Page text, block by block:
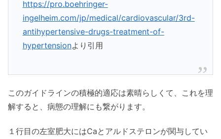
https://pro.boehringer-
ingelheim.com/jp/medical/cardiovascular/3rd-
antihypertensive-drugs-treatment-of-
hypertensionより引用
このガイドラインの積極的適応は素晴らしくて、これを理
解すると、病態の理解にも繋がります。
１行目の左室肥大にはCaとアルドステロンが関与してい